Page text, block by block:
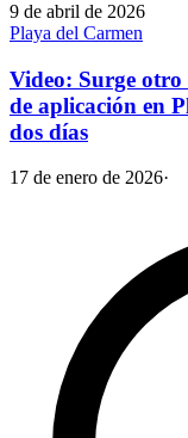
9 de abril de 2026
Playa del Carmen
Video: Surge otro
de aplicación en
dos días
17 de enero de 2026·